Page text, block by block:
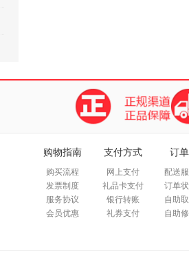
购物指南
购买流程
发票制度
服务协议
会员优惠
支付方式
网上支付
礼品卡支付
银行转账
礼券支付
订
配送
订单
自助
自助